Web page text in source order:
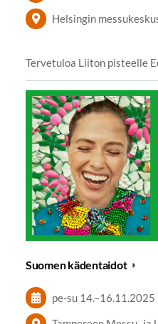
Helsingin
Tervetuloa Liiton pisteelle
Suomen kädentaidot
pe-su 14.–16.11.2025